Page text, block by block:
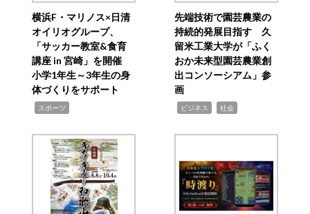
横浜F・マリノス×日清
オイリオグループ、
「サッカー教室&食育
講座 in 宮崎」を開催
小学1年生～3年生の身
体づくりをサポート
スポーツ
先端技術で園芸農業の
持続的発展目指す 久
留米工業大学が「ふく
おか未来型園芸農業創
出コンソーシアム」参
画
ビジネス 社会